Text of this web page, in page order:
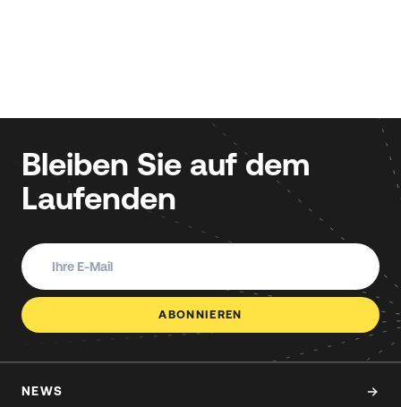
Bleiben Sie auf dem
Laufenden
ABONNIEREN
NEWS